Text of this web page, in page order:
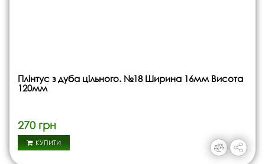
Плінтус з дуба цільного. №18 Ширина 16мм Висота
120мм
270 грн
КУПИТИ